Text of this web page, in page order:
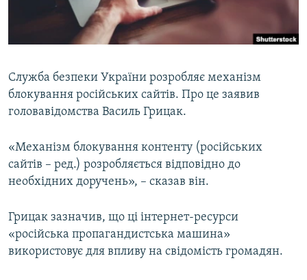
ВІДЕОУРОКИ «ELIFBE»
СВІДЧЕННЯ ОКУПАЦІЇ
Qırımtatar
ДОЛУЧАЙСЯ!
Усі сайти RFE/RL
Служба безпеки України розробляє механізм
блокування російських сайтів. Про це заявив
головавідомства Василь Грицак.
«Механізм блокування контенту (російських
сайтів – ред.) розробляється відповідно до
необхідних доручень», – сказав він.
Грицак зазначив, що ці інтернет-ресурси
«російська пропагандистська машина»
використовує для впливу на свідомість громадян.